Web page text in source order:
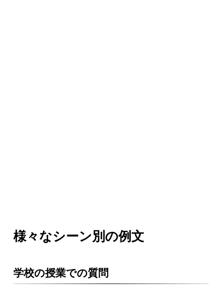
様々なシーン別の例文
学校の授業での質問